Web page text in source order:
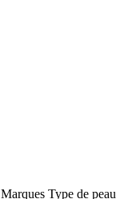
Marques Type de peau